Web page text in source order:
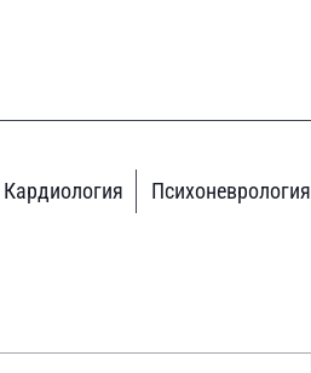
Кардиология Психоневрология